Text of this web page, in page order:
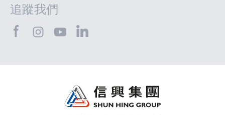
追蹤我們